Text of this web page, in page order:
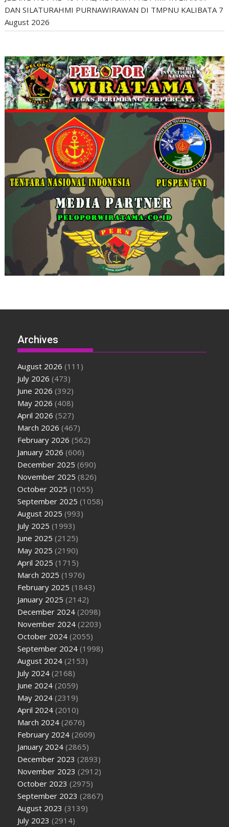
DAN SILATURAHMI PURNAWIRAWAN DI TMPNU KALIBATA 7
August 2026
Archives
August 2026 (111)
July 2026 (473)
June 2026 (392)
May 2026 (408)
April 2026 (527)
March 2026 (467)
February 2026 (562)
January 2026 (606)
December 2025 (690)
November 2025 (826)
October 2025 (1055)
September 2025 (1058)
August 2025 (993)
July 2025 (1993)
June 2025 (2125)
May 2025 (2190)
April 2025 (1715)
March 2025 (1976)
February 2025 (1843)
January 2025 (2142)
December 2024 (2098)
November 2024 (2203)
October 2024 (2055)
September 2024 (1998)
August 2024 (2153)
July 2024 (2168)
June 2024 (2059)
May 2024 (2319)
April 2024 (2010)
March 2024 (2676)
February 2024 (2609)
January 2024 (2865)
December 2023 (2893)
November 2023 (2912)
October 2023 (2975)
September 2023 (2867)
August 2023 (3139)
July 2023 (2914)